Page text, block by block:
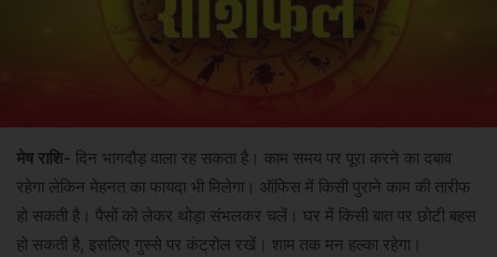
मेष राशि- दिन भागदौड़ वाला रह सकता है। काम समय पर पूरा करने का दबाव
रहेगा लेकिन मेहनत का फायदा भी मिलेगा। ऑफिस में किसी पुराने काम की तारीफ
हो सकती है। पैसों को लेकर थोड़ा संभलकर चलें। घर में किसी बात पर छोटी बहस
हो सकती है, इसलिए गुस्से पर कंट्रोल रखें। शाम तक मन हल्का रहेगा।